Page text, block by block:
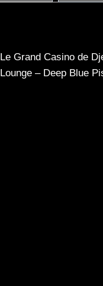
Le Grand Casino de
Lounge – Deep Blue